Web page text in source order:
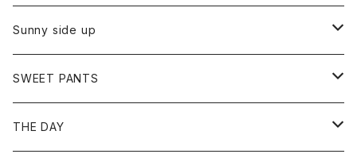
カーディガン
オーバーオール
ブレスレット
リング
ブーツ
サンダル
Sunny side up
アウター
Ｇジャン
ボトム
SWEET PANTS
ボトム
THE DAY